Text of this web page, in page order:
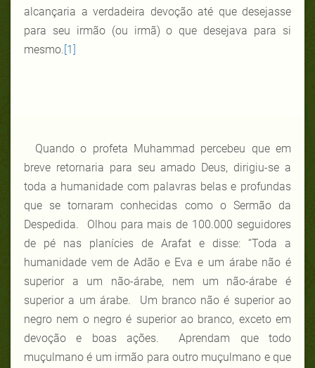
alcançaria a verdadeira devoção até que desejasse
para seu irmão (ou irmã) o que desejava para si
mesmo. [1]
Quando o profeta Muhammad percebeu que em
breve retornaria para seu amado Deus, dirigiu-se a
toda a humanidade com palavras belas e profundas
que se tornaram conhecidas como o Sermão da
Despedida. Olhou para mais de 100.000 seguidores
de pé nas planícies de Arafat e disse: “Toda a
humanidade vem de Adão e Eva e um árabe não é
superior a um não-árabe, nem um não-árabe é
superior a um árabe. Um branco não é superior ao
negro nem o negro é superior ao branco, exceto em
devoção e boas ações. Aprendam que todo
muçulmano é um irmão para outro muçulmano e que